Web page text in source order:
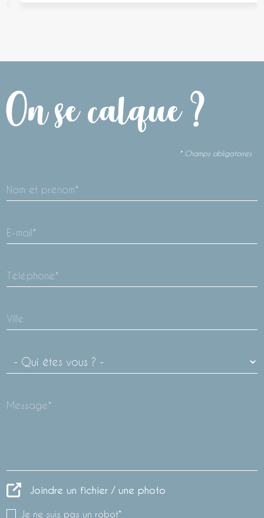
On se calque ?
* Champs obligatoires
Nom et prénom*
E-mail*
Téléphone*
Ville
Message*
Joindre un fichier / une photo
Je ne suis pas un robot*